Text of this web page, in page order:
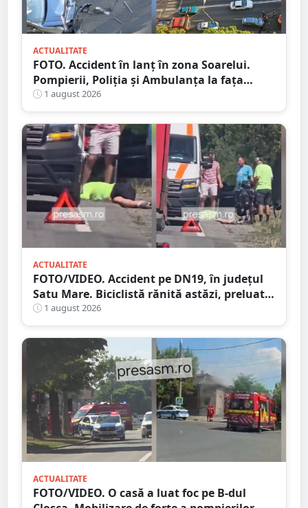
ACTUALITATE
FOTO. Accident în lanț în zona Soarelui.
Pompierii, Poliția și Ambulanța la fața
locului
1 august 2026
ACTUALITATE
FOTO/VIDEO. Accident pe DN19, în județul
Satu Mare. Biciclistă rănită astăzi, preluată
de Ambulanță
1 august 2026
ACTUALITATE
FOTO/VIDEO. O casă a luat foc pe B-dul